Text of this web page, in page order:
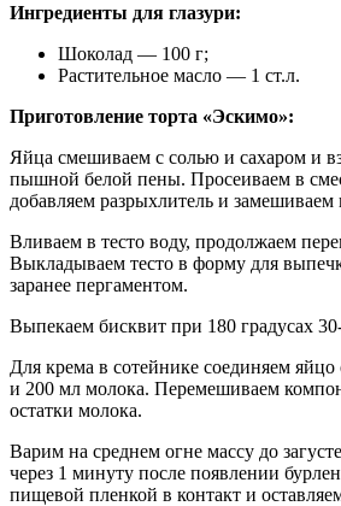
Ингредиенты для глазури:
Шоколад — 100 г;
Растительное масло — 1 ст.л.
Приготовление торта «Эскимо»:
Яйца смешиваем с солью и сахаром и
пышной белой пены. Просеиваем в
добавляем разрыхлитель и замешиваем
Вливаем в тесто воду, продолжаем
Выкладываем тесто в форму для
заранее пергаментом.
Выпекаем бисквит при 180 градусах
Для крема в сотейнике соединяем
и 200 мл молока. Перемешиваем
остатки молока.
Варим на среднем огне массу до
через 1 минуту после появлении
пищевой пленкой в контакт и